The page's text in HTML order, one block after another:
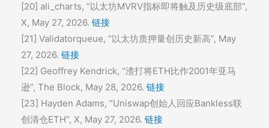
[20] ali_charts, “以太坊MVRV指标即将触及历史级底部”,
X, May 27, 2026. 链接
[21] Validatorqueue, “以太坊质押量创历史新高”, May
27, 2026. 链接
[22] Geoffrey Kendrick, “渣打将ETH比作2001年亚马
逊”, The Block, May 28, 2026. 链接
[23] Hayden Adams, “Uniswap创始人回应Bankless联
创清仓ETH”, X, May 27, 2026. 链接